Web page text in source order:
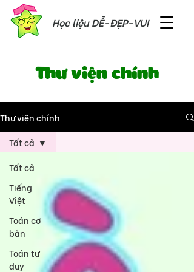
Học liệu DỄ-ĐẸP-VUI
Thư viện chính
Thư viện chính
Tất cả
Tiếng
Việt
Toán cơ
bản
Toán tư
duy
Tất cả